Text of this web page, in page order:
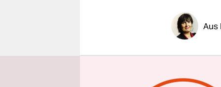
Aus
Millionen
deshalb